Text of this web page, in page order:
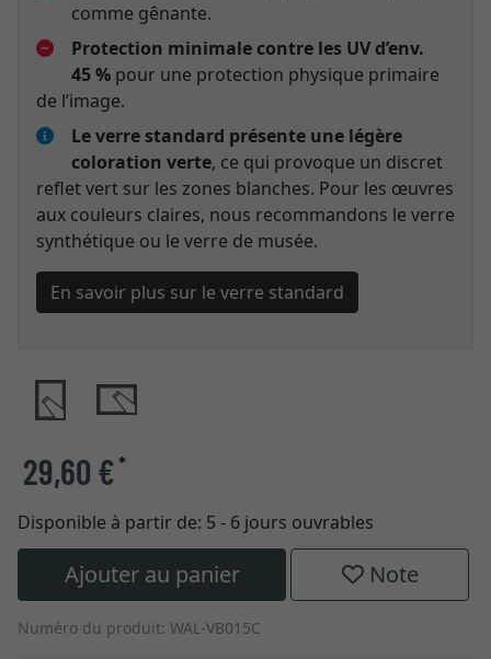
comme gênante.
Protection minimale contre les UV d’env.
45 % pour une protection physique primaire
de l’image.
Le verre standard présente une légère
coloration verte, ce qui provoque un discret
reflet vert sur les zones blanches. Pour les œuvres
aux couleurs claires, nous recommandons le verre
synthétique ou le verre de musée.
En savoir plus sur le verre standard
29,60 €*
Disponible à partir de: 5 - 6 jours ouvrables
Ajouter au panier Note
Numéro du produit: WAL-VB015C